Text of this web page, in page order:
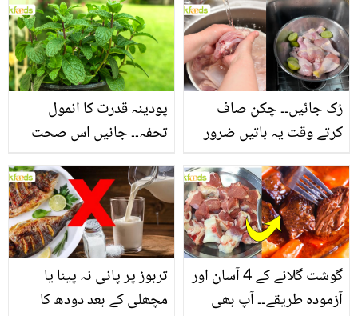
منرلز اور اینٹی آکسیڈنٹس
سے بھرپور اس سبزی کے
فائدے
بنانے کے چند قدرتی طریقے
پودینہ قدرت کا انمول
تحفہ۔۔ جانیں اس صحت
انگیز طبی فوائد
رُک جائیں۔۔ چکن صاف
کرتے وقت یہ باتیں ضرور
تربوز پر پانی نہ پینا یا
مچھلی کے بعد دودھ کا
گوشت گلانے کے 4 آسان اور
آزمودہ طریقے۔۔ آپ بھی